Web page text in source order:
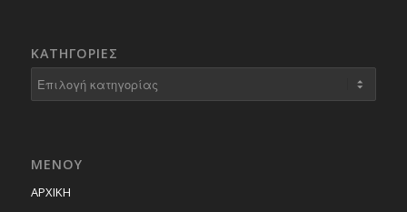
KΑΤΗΓΟΡΊΕΣ
ΜΕΝΟΥ
ΑΡΧΙΚΗ